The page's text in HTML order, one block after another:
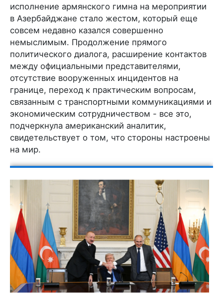
исполнение армянского гимна на мероприятии
в Азербайджане стало жестом, который еще
совсем недавно казался совершенно
немыслимым. Продолжение прямого
политического диалога, расширение контактов
между официальными представителями,
отсутствие вооруженных инцидентов на
границе, переход к практическим вопросам,
связанным с транспортными коммуникациями и
экономическим сотрудничеством - все это,
подчеркнула американский аналитик,
свидетельствует о том, что стороны настроены
на мир.